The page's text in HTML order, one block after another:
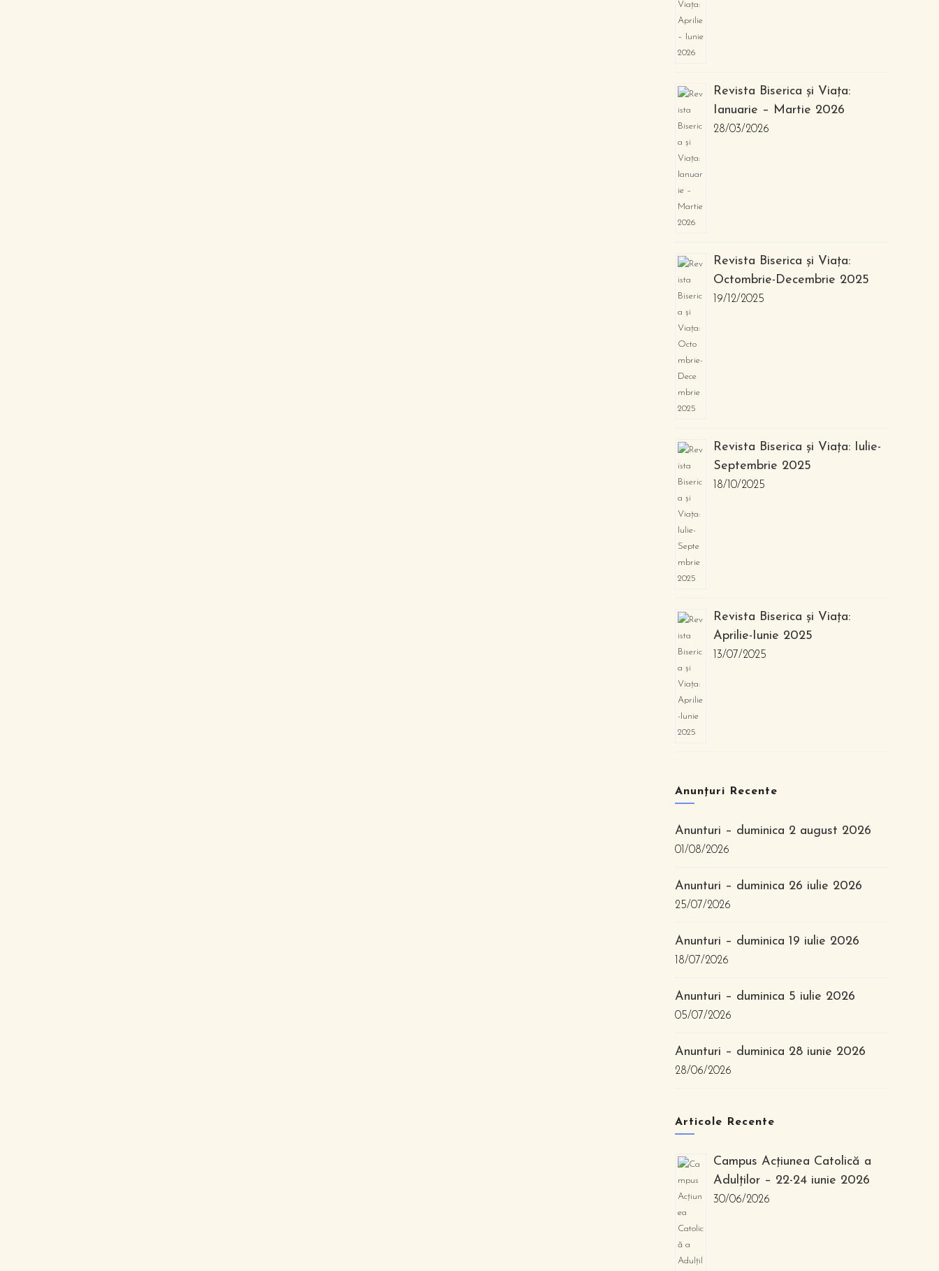
Revista Biserica și Viața:
Ianuarie – Martie 2026
28/03/2026
Revista Biserica și Viața:
Octombrie-Decembrie 2025
19/12/2025
Revista Biserica și Viața: Iulie-
Septembrie 2025
18/10/2025
Revista Biserica și Viața:
Aprilie-Iunie 2025
13/07/2025
Anunțuri Recente
Anunturi – duminica 2 august 2026
01/08/2026
Anunturi – duminica 26 iulie 2026
25/07/2026
Anunturi – duminica 19 iulie 2026
18/07/2026
Anunturi – duminica 5 iulie 2026
05/07/2026
Anunturi – duminica 28 iunie 2026
28/06/2026
Articole Recente
Campus Acțiunea Catolică a
Adulților – 22-24 iunie 2026
30/06/2026